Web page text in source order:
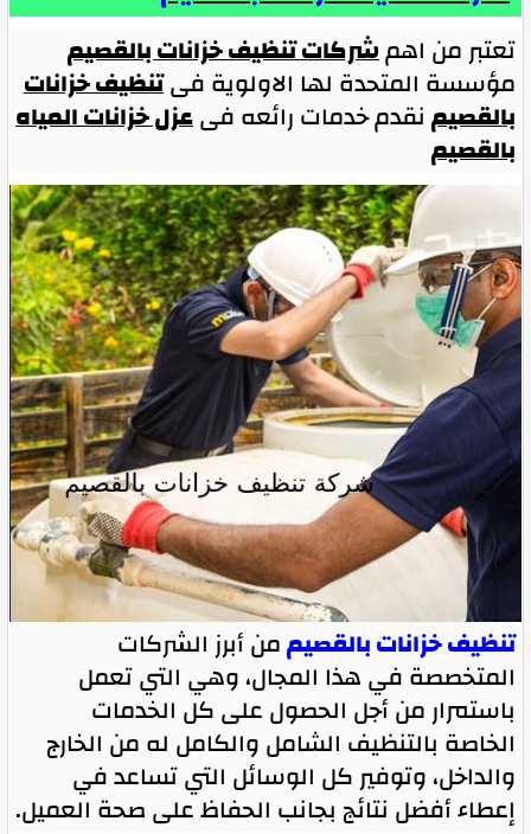
تعتبر من اهمشركات تنظيف خزانات بالقصيم
مؤسسة المتحدة لها الاولوية فىتنظيف خزانات
بالقصيمنقدم خدمات رائعه فىعزل خزانات المياه
بالقصيم
تنظيف خزانات بالقصيممن أبرز الشركات
المتخصصة في هذا المجال، وهي التي تعمل
باستمرار من أجل الحصول على كل الخدمات
الخاصة بالتنظيف الشامل والكامل له من الخارج
والداخل، وتوفير كل الوسائل التي تساعد في
إعطاء أفضل نتائج بجانب الحفاظ على صحة العميل.